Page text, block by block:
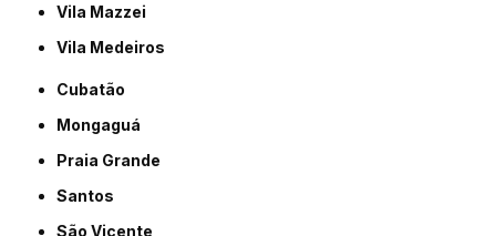
Vila Mazzei
Vila Medeiros
Cubatão
Mongaguá
Praia Grande
Santos
São Vicente